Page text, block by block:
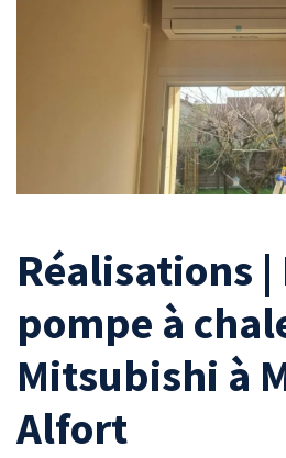
Réalisations |
pompe à
Mitsubishi à
Alfort